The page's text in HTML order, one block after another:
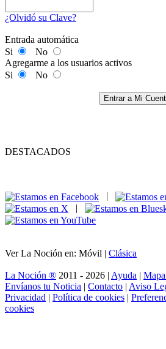
¿Olvidó su Clave?
Entrada automática
Si
No
Agregarme a los usuarios activos
Si
No
Entrar a Mi
DESTACADOS
|
Ver La Noción en: Móvil | Clásica
La Noción ® 2011 - 2026 | Ayuda |
Envíanos tu Noticia | Contacto | Aviso
Privacidad | Política de cookies |
cookies